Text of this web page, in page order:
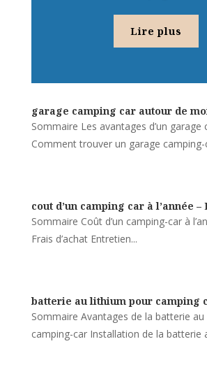
Lire plus
garage camping car autour de
Sommaire Les avantages d’un garage
Comment trouver un garage camping-
cout d’un camping car à l’année –
Sommaire Coût d’un camping-car à
Frais d’achat Entretien...
batterie au lithium pour camping
Sommaire Avantages de la batterie
camping-car Installation de la batterie